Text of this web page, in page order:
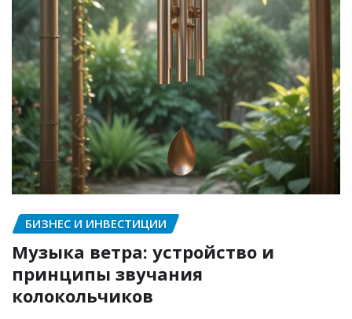
БИЗНЕС И ИНВЕСТИЦИИ
Музыка ветра: устройство и
принципы звучания
колокольчиков